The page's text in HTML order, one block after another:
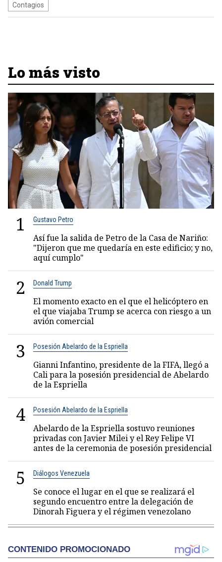
Contagios
Lo más visto
1 Gustavo Petro
Así fue la salida de Petro de la Casa de Nariño:
"Dijeron que me quedaría en este edificio; y no,
aquí cumplo"
2 Donald Trump
El momento exacto en el que el helicóptero en
el que viajaba Trump se acerca con riesgo a un
avión comercial
3 Posesión Abelardo de la Espriella
Gianni Infantino, presidente de la FIFA, llegó a
Cali para la posesión presidencial de Abelardo
de la Espriella
4 Posesión Abelardo de la Espriella
Abelardo de la Espriella sostuvo reuniones
privadas con Javier Milei y el Rey Felipe VI
antes de la ceremonia de posesión presidencial
5 Diálogos Venezuela
Se conoce el lugar en el que se realizará el
segundo encuentro entre la delegación de
Dinorah Figuera y el régimen venezolano